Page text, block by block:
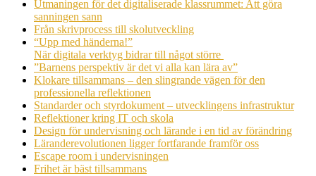
Utmaningen för det digitaliserade klassrummet: Att göra
sanningen sann
Från skrivprocess till skolutveckling
“Upp med händerna!”
När digitala verktyg bidrar till något större
”Barnens perspektiv är det vi alla kan lära av”
Klokare tillsammans – den slingrande vägen för den
professionella reflektionen
Standarder och styrdokument – utvecklingens infrastruktur
Reflektioner kring IT och skola
Design för undervisning och lärande i en tid av förändring
Läranderevolutionen ligger fortfarande framför oss
Escape room i undervisningen
Frihet är bäst tillsammans